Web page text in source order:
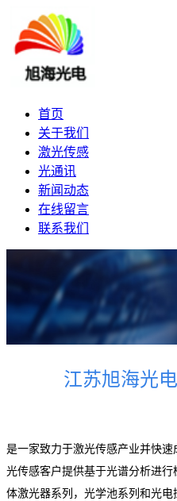
首页
关于我们
激光传感
光通讯
新闻动态
在线留言
联系我们
江苏旭海光
是一家致力于激光传感产业并快
光传感客户提供基于光谱分析进
体激光器系列，光学池系列和光电